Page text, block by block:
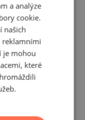
ENGLISH
GERMAN
FRENCH
POLISH
a analýze
cookie.
našich
reklamními
je mohou
které